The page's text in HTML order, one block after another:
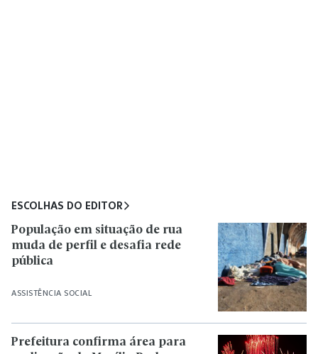
ESCOLHAS DO EDITOR
ASSISTÊNCIA SOCIAL
População em situação de rua
muda de perfil e desafia rede
pública
Prefeitura confirma área para